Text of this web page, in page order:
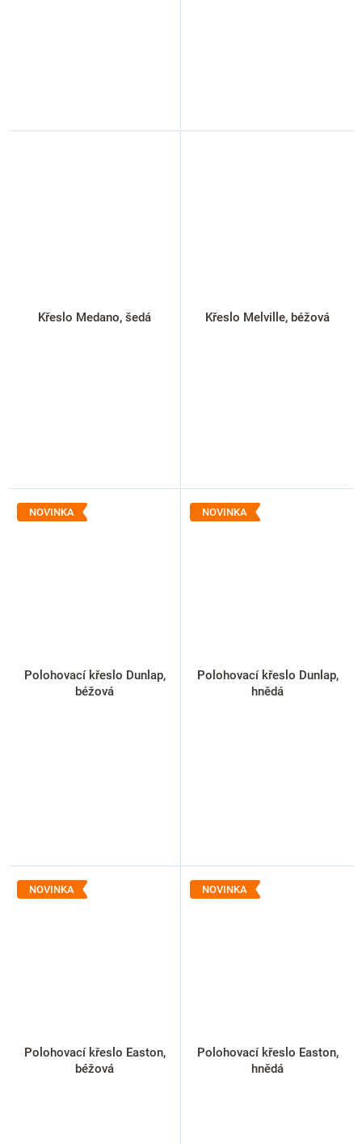
Křeslo Medano, šedá Křeslo Melville, béžová
NOVINKA
Polohovací křeslo Dunlap,
béžová
NOVINKA
Polohovací křeslo Dunlap,
hnědá
NOVINKA
Polohovací křeslo Easton,
béžová
NOVINKA
Polohovací křeslo Easton,
hnědá